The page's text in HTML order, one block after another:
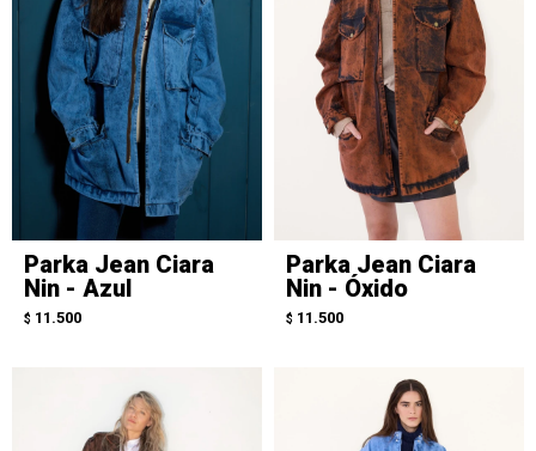
Parka Jean Ciara
Nin - Azul
$ 11.500
Parka Jean Ciara
Nin - Óxido
$ 11.500